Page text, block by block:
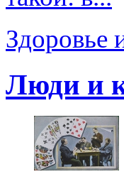
Здоровье
Люди и